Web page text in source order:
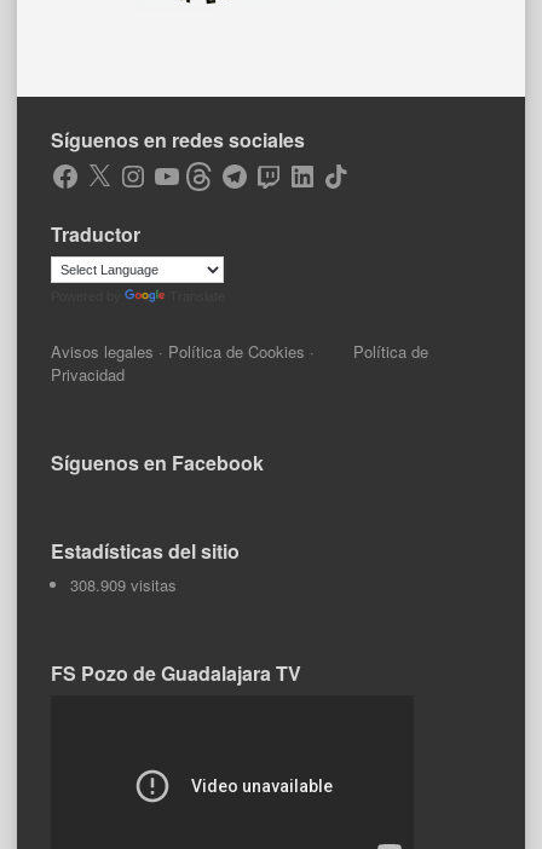
Síguenos en redes sociales
Facebook
X Instagram
YouTubeThreadsTelegramTwitchLinkedIn
TikTok
Traductor
Avisos legales · Política de Cookies · Política de
Privacidad
Síguenos en Facebook
Estadísticas del sitio
308.909 visitas
FS Pozo de Guadalajara TV